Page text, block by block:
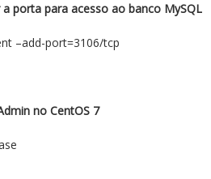
porta para acesso ao banco MySQL
–add-port=3106/tcp
no CentOS 7